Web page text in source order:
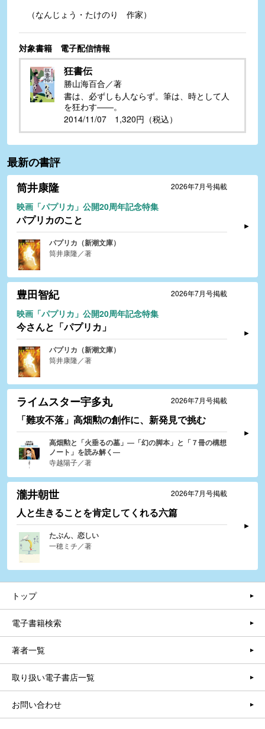
（なんじょう・たけのり 作家）
対象書籍 電子配信情報
狂書伝
勝山海百合／著
書は、必ずしも人ならず。筆は、時として人
を狂わす――。
2014/11/07 1,320円（税込）
最新の書評
2026年7月号掲載
筒井康隆
映画「パプリカ」公開20周年記念特集
パプリカのこと
パプリカ（新潮文庫）
筒井康隆／著
2026年7月号掲載
豊田智紀
映画「パプリカ」公開20周年記念特集
今さんと「パプリカ」
パプリカ（新潮文庫）
筒井康隆／著
2026年7月号掲載
ライムスター宇多丸
「難攻不落」高畑勲の創作に、新発見で挑む
高畑勲と「火垂るの墓」―「幻の脚本」と「７冊の構想
ノート」を読み解く―
寺越陽子／著
2026年7月号掲載
瀧井朝世
人と生きることを肯定してくれる六篇
たぶん、恋しい
一穂ミチ／著
トップ
電子書籍検索
著者一覧
取り扱い電子書店一覧
お問い合わせ